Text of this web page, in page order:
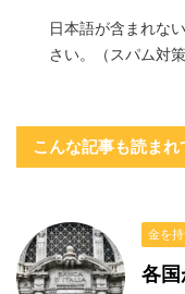
日本語が含まれな
さい。（スパム対策
こんな記事も読まれ
金を
各国